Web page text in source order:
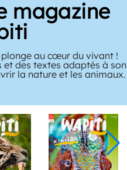
magazine
au cœur du vivant !
et des textes adaptés à son
la nature et les animaux.